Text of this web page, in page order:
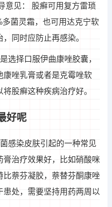
意见： 股癣可用复方雷琐
菌灵霜，也可用达克宁软
同时应防止再感染。
选择口服伊曲康唑胶囊，
康唑乳膏或者是克霉唑软
股癣这种疾病治疗好。
好呢
感染皮肤引起的一种常见
治疗效果好，比如硝酸咪
比萘芬凝胶，萘替芬酮康唑
处，需要坚持用药两周以